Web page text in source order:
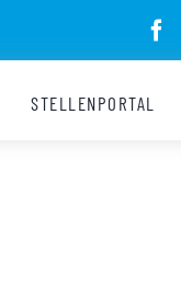
STELLENPORTAL